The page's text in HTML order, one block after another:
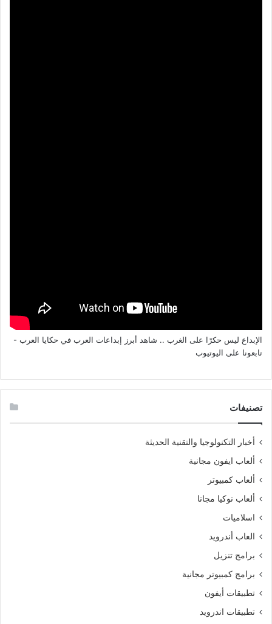
الإبداع ليس حكرًا على الغرب .. شاهد أبرز إبداعات العرب في حكايا العرب -
تابعونا على اليوتيوب
تصنيفات
أخبار التكنولوجيا والتقنية الحديثة
ألعاب ايفون مجانية
ألعاب كمبيوتر
ألعاب نوكيا مجانا
اسلاميات
العاب أندرويد
برامج تنزيل
برامج كمبيوتر مجانية
تطبيقات أيفون
تطبيقات اندرويد